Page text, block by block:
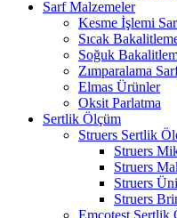
Sarf Malzemeler
Kesme İşlemi
Sıcak
Soğuk
Zımparalama
Elmas Ürünler
Oksit Parlatma
Sertlik Ölçüm
Struers Sertlik
Struers
Struers
Struers
Struers